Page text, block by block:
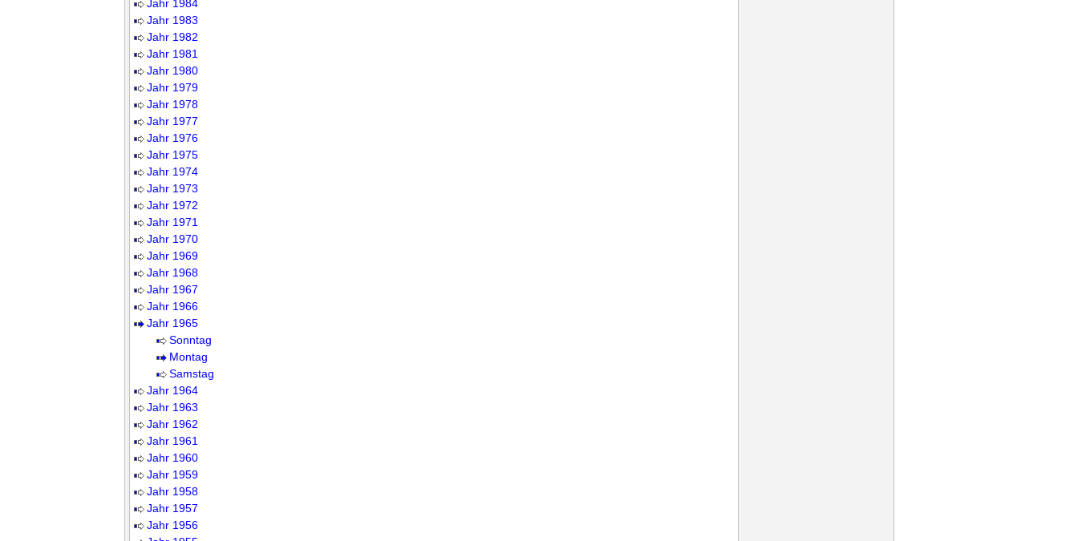
Jahr 1984
Jahr 1983
Jahr 1982
Jahr 1981
Jahr 1980
Jahr 1979
Jahr 1978
Jahr 1977
Jahr 1976
Jahr 1975
Jahr 1974
Jahr 1973
Jahr 1972
Jahr 1971
Jahr 1970
Jahr 1969
Jahr 1968
Jahr 1967
Jahr 1966
Jahr 1965
Sonntag
Montag
Samstag
Jahr 1964
Jahr 1963
Jahr 1962
Jahr 1961
Jahr 1960
Jahr 1959
Jahr 1958
Jahr 1957
Jahr 1956